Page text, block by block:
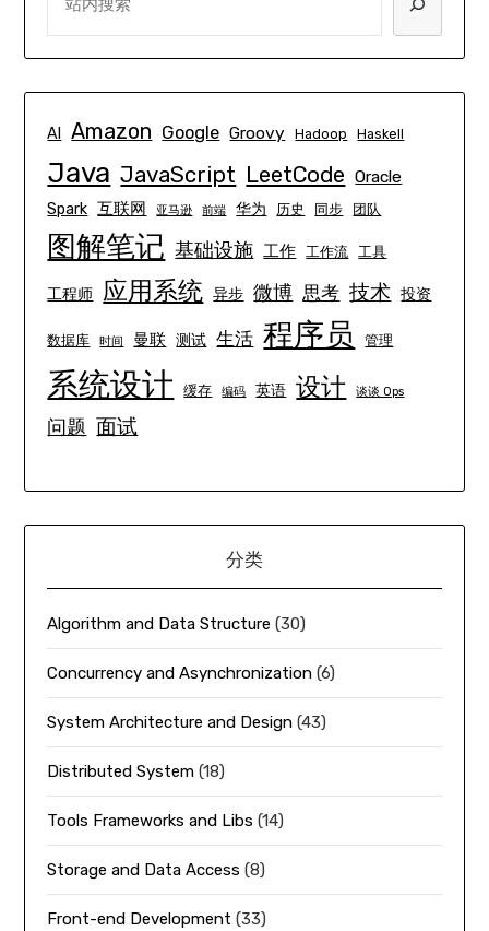
AI Amazon Google Groovy Hadoop Haskell
Java JavaScript LeetCode Oracle
Spark 互联网 亚马逊 前端 华为 历史 同步 团队
图解笔记 基础设施 工作 工作流 工具
工程师 应用系统 异步 微博 思考 技术 投资
数据库 时间 曼联 测试 生活 程序员 管理
系统设计 缓存 编码 英语 设计 谈谈 Ops
问题 面试
分类
Algorithm and Data Structure (30)
Concurrency and Asynchronization (6)
System Architecture and Design (43)
Distributed System (18)
Tools Frameworks and Libs (14)
Storage and Data Access (8)
Front-end Development (33)